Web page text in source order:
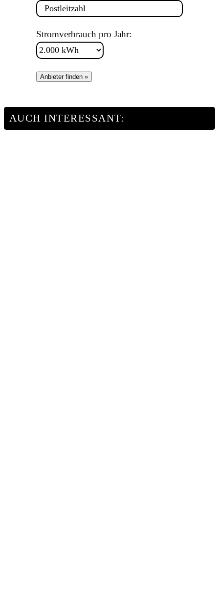
Stromverbrauch pro Jahr:
Anbieter finden »
AUCH INTERESSANT: